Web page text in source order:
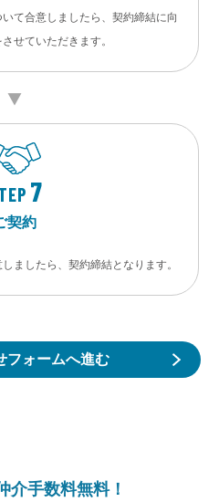
て合意しましたら、契約締結に向
せていただきます。
7
契約
ましたら、契約締結となります。
フォームへ進む
手数料無料！